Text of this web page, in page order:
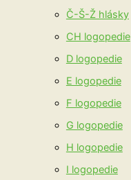
Č-Š-Ž hlásky
CH logopedie
D logopedie
E logopedie
F logopedie
G logopedie
H logopedie
I logopedie